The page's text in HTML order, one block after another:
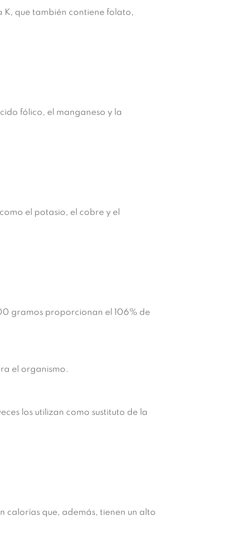
K, que también contiene folato,
fólico, el manganeso y la
el potasio, el cobre y el
gramos proporcionan el 106% de
el organismo.
los utilizan como sustituto de la
calorías que, además, tienen un alto